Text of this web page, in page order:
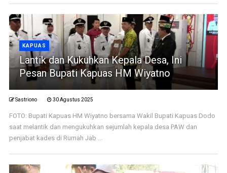
KAPUAS
Lantik dan Kukuhkan Kepala Desa, Ini
Pesan Bupati Kapuas HM Wiyatno
Sastriono 30 Agustus 2025
FOTO: Bupati Kapuas HM Wiyatno bersama Wakil Bupati Kapuas Dodo
saat melantik dan mengukuhkan sejumlah kepala desa PAW dan
penjabat kades di Rumah Jab ...